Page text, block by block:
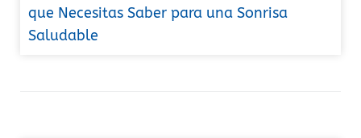
que Necesitas Saber para una Sonrisa
Saludable